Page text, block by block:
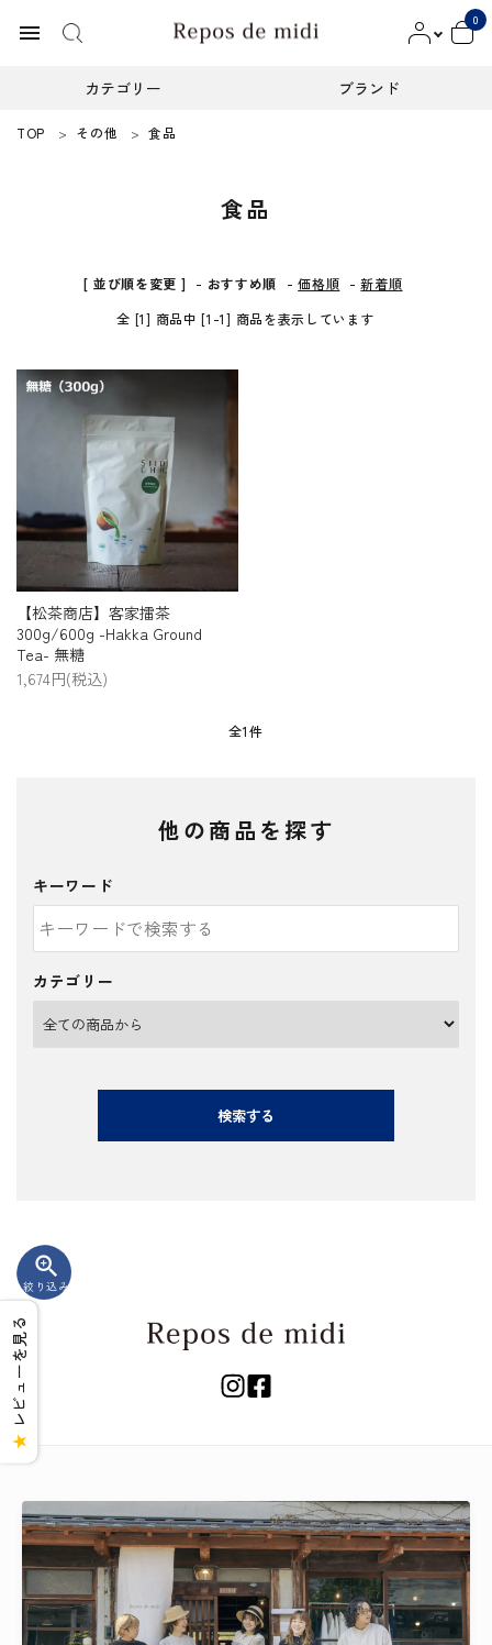
menu
0
カテゴリー ブランド
ACCOUNT MENU
新規会員登録
カテゴリー
インフォメーション
ご利用ガイド
プライバシーポリシー
特定商取引法について
お問い合わせ
TOP その他 食品
食品
[ 並び順を変更 ] - おすすめ順 -価格順 -新着順
全 [1] 商品中 [1-1] 商品を表示しています
【松茶商店】客家擂茶
300g/600g -Hakka Ground
Tea- 無糖
1,674円(税込)
全1件
他の商品を探す
キーワード
カテゴリー
検索する
zoom_in
絞り込み
検索する
★
レビューを見る